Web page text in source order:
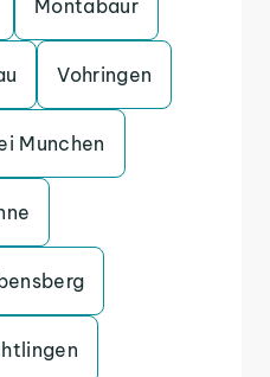
Montabaur
Vohringen
Munchen